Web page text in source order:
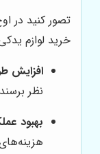
تصور کنید در
خرید لوازم
افزایش
نظر
بهبود